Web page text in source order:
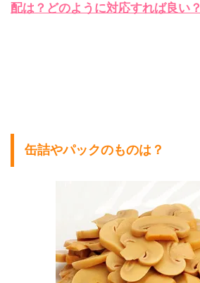
配は？どのように対応すれば良い？
缶詰やパックのものは？